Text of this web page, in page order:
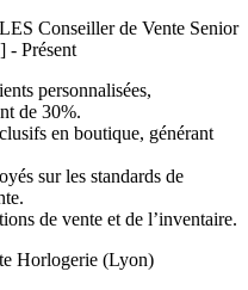
Conseiller de Vente Senior
Présent
personnalisées,
de 30%.
en boutique, générant
sur les standards de
de vente et de l’inventaire.
Horlogerie (Lyon)